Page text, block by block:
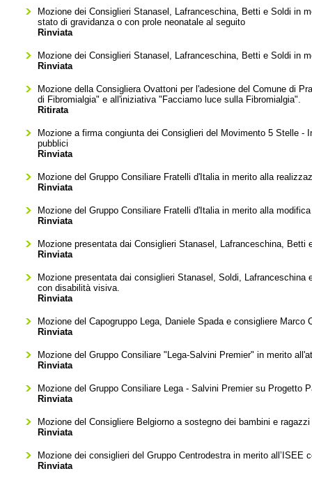
Mozione dei Consiglieri Stanasel, Lafranceschina, Betti e Soldi in
stato di gravidanza o con prole neonatale al seguito
Rinviata
Mozione dei Consiglieri Stanasel, Lafranceschina, Betti e Soldi in
Rinviata
Mozione della Consigliera Ovattoni per l'adesione del Comune di
di Fibromialgia" e all'iniziativa "Facciamo luce sulla Fibromialgia".
Ritirata
Mozione a firma congiunta dei Consiglieri del Movimento 5 Stelle
pubblici
Rinviata
Mozione del Gruppo Consiliare Fratelli d'Italia in merito alla
Rinviata
Mozione del Gruppo Consiliare Fratelli d'Italia in merito alla
Rinviata
Mozione presentata dai Consiglieri Stanasel, Lafranceschina, Betti
Rinviata
Mozione presentata dai consiglieri Stanasel, Soldi,
con disabilità visiva.
Rinviata
Mozione del Capogruppo Lega, Daniele Spada e consigliere
Rinviata
Mozione del Gruppo Consiliare "Lega-Salvini Premier" in merito
Rinviata
Mozione del Gruppo Consiliare Lega - Salvini Premier su Progetto
Rinviata
Mozione del Consigliere Belgiorno a sostegno dei bambini e
Rinviata
Mozione dei consiglieri del Gruppo Centrodestra in merito all’ISEE
Rinviata